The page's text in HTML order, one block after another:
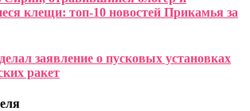
клещи: топ-10 новостей Прикамья за
заявление о пусковых установках
ракет